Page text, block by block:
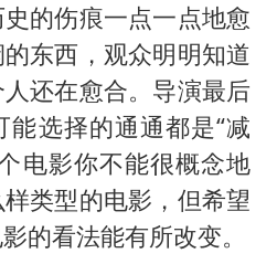
史的伤痕一点一点地愈
东西，观众明明知道
还在愈合。导演最后
选择的通通都是“减
电影你不能很概念地
类型的电影，但希望
的看法能有所改变。